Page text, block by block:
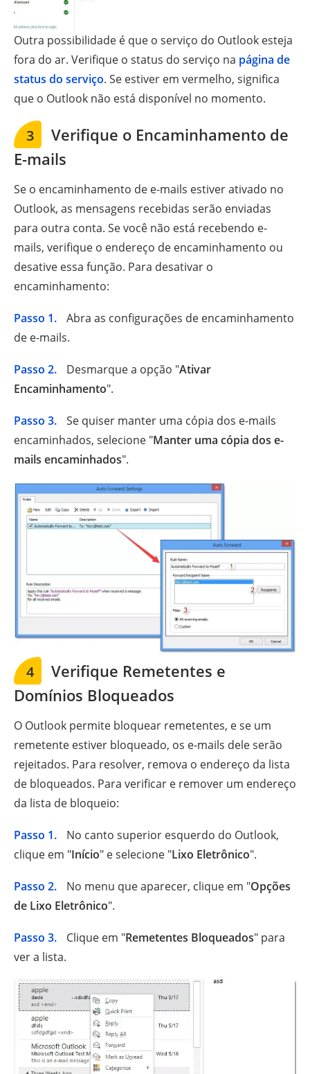
Outra possibilidade é que o serviço do Outlook esteja
fora do ar. Verifique o status do serviço na página de
status do serviço. Se estiver em vermelho, significa
que o Outlook não está disponível no momento.
3
Verifique o Encaminhamento de
E-mails
Se o encaminhamento de e-mails estiver ativado no
Outlook, as mensagens recebidas serão enviadas
para outra conta. Se você não está recebendo e-
mails, verifique o endereço de encaminhamento ou
desative essa função. Para desativar o
encaminhamento:
Passo 1.
Abra as configurações de encaminhamento
de e-mails.
Passo 2. Desmarque a opção "Ativar
Encaminhamento".
Passo 3.
Se quiser manter uma cópia dos e-mails
encaminhados, selecione "Manter uma cópia dos e-
mails encaminhados".
4
Verifique Remetentes e
Domínios Bloqueados
O Outlook permite bloquear remetentes, e se um
remetente estiver bloqueado, os e-mails dele serão
rejeitados. Para resolver, remova o endereço da lista
de bloqueados. Para verificar e remover um endereço
da lista de bloqueio:
Passo 1.
No canto superior esquerdo do Outlook,
clique em "Início" e selecione "Lixo Eletrônico".
Passo 2. No menu que aparecer, clique em "Opções
de Lixo Eletrônico".
Passo 3. Clique em "Remetentes Bloqueados" para
ver a lista.